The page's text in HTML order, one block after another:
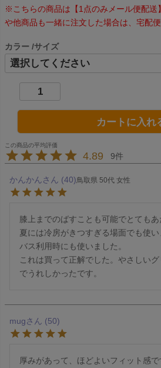
※こちらの商品は【1点のみメール便配送
や他商品も一緒に注文した場合は、宅配便
カラー サイズ
カートに入れ
4.89 9
かんかん 40 鳥取県 50代 女性
膝上までのばすことも可能でとてもあ
夏には冷房がきつすぎる場面でも使
バス利用時にも使いました。
これは買って正解でした。やさしい
でうれしかったです。
mug 50
厚みがあって、ほどよいフィット感で